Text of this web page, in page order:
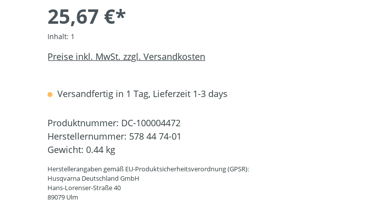
25,67 €*
Inhalt: 1
Preise inkl. MwSt. zzgl. Versandkosten
Versandfertig in 1 Tag, Lieferzeit 1-3 days
Produktnummer: DC-100004472
Herstellernummer: 578 44 74-01
Gewicht: 0.44 kg
Herstellerangaben gemäß EU-Produktsicherheitsverordnung (GPSR):
Husqvarna Deutschland GmbH
Hans-Lorenser-Straße 40
89079 Ulm